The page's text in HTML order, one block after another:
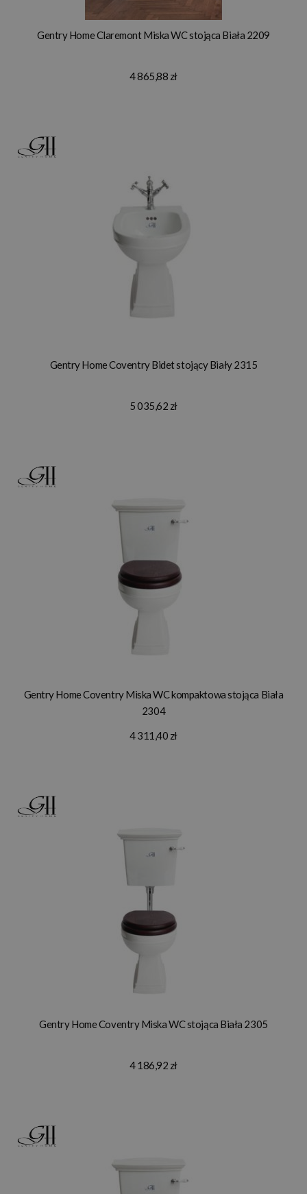
Gentry Home Claremont Miska WC stojąca Biała 2209
4 865,88 zł
Gentry Home Coventry Bidet stojący Biały 2315
5 035,62 zł
Gentry Home Coventry Miska WC kompaktowa stojąca Biała
2304
4 311,40 zł
Gentry Home Coventry Miska WC stojąca Biała 2305
4 186,92 zł